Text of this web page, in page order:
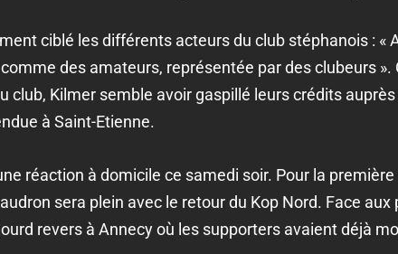
ciblé les différents acteurs du club stéphanois : «
des amateurs, représentée par des clubeurs ».
club, Kilmer semble avoir gaspillé leurs crédits
à Saint-Etienne.
réaction à domicile ce samedi soir. Pour la
sera plein avec le retour du Kop Nord. Face aux
revers à Annecy où les supporters avaient déjà